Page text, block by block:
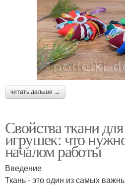
читать дальше →
Свойства ткани
игрушек: что
началом работы
Введение
Ткань - это один из самых